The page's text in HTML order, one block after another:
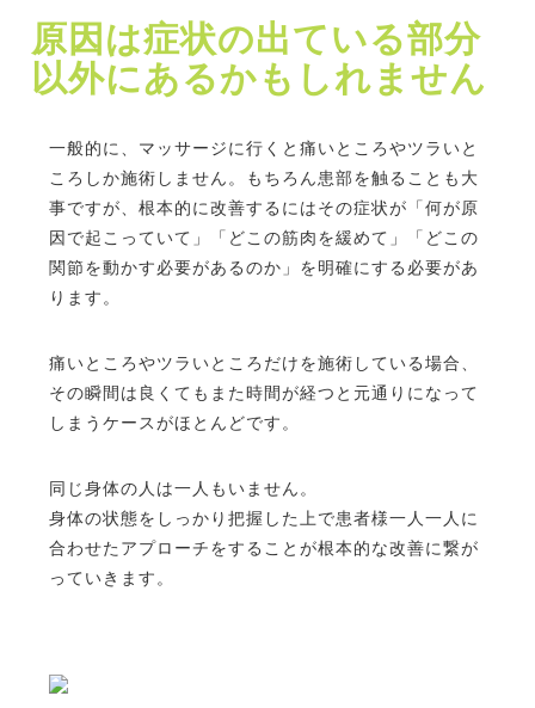
原因は症状の出ている部分
以外にあるかもしれません
一般的に、マッサージに行くと痛いところやツラいと
ころしか施術しません。もちろん患部を触ることも大
事ですが、根本的に改善するにはその症状が「何が原
因で起こっていて」「どこの筋肉を緩めて」「どこの
関節を動かす必要があるのか」を明確にする必要があ
ります。
痛いところやツラいところだけを施術している場合、
その瞬間は良くてもまた時間が経つと元通りになって
しまうケースがほとんどです。
同じ身体の人は一人もいません。
身体の状態をしっかり把握した上で患者様一人一人に
合わせたアプローチをすることが根本的な改善に繋が
っていきます。